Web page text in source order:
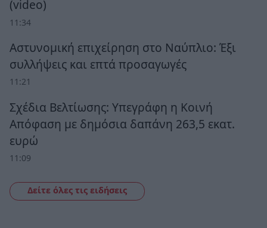
(video)
11:34
Αστυνομική επιχείρηση στο Ναύπλιο: Έξι
συλλήψεις και επτά προσαγωγές
11:21
Σχέδια Βελτίωσης: Υπεγράφη η Κοινή
Απόφαση με δημόσια δαπάνη 263,5 εκατ.
ευρώ
11:09
Δείτε όλες τις ειδήσεις